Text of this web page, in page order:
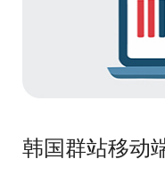
韩国群站移动